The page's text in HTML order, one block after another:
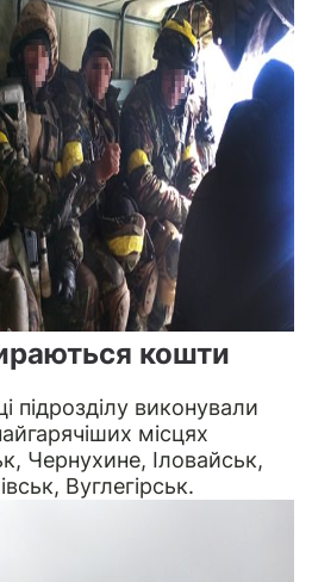
кошти
підрозділу виконували
місцях
Чернухине, Іловайськ,
Вуглегірськ.